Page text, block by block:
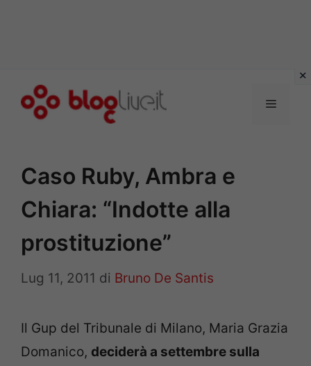
Menu
Caso Ruby, Ambra e
Chiara: “Indotte alla
prostituzione”
Lug 11, 2011 di Bruno De Santis
Il Gup del Tribunale di Milano, Maria Grazia
Domanico, deciderà a settembre sulla